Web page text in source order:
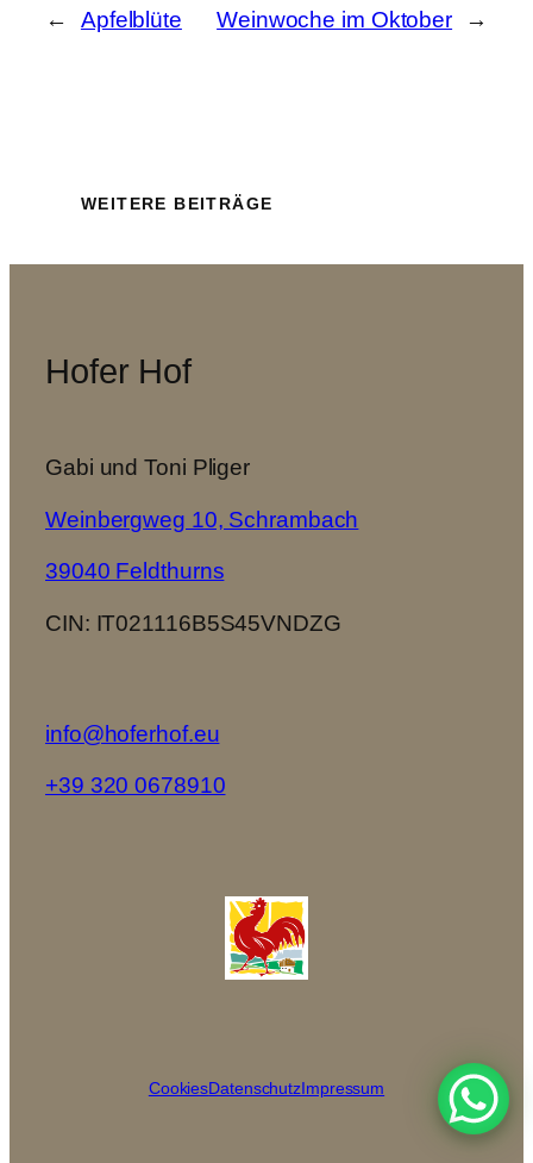
← Apfelblüte Weinwoche im Oktober →
WEITERE BEITRÄGE
Hofer Hof
Gabi und Toni Pliger
Weinbergweg 10, Schrambach
39040 Feldthurns
CIN: IT021116B5S45VNDZG
info@hoferhof.eu
+39 320 0678910
CookiesDatenschutzImpressum